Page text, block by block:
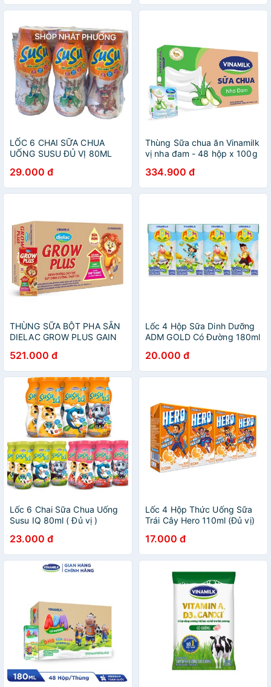
LỐC 6 CHAI SỮA CHUA
UỐNG SUSU ĐỦ VỊ 80ML
29.000 đ
Thùng Sữa chua ăn Vinamilk
vị nha đam - 48 hộp x 100g
334.900 đ
THÙNG SỮA BỘT PHA SẴN
DIELAC GROW PLUS GAIN
521.000 đ
Lốc 4 Hộp Sữa Dinh Dưỡng
ADM GOLD Có Đường 180ml
20.000 đ
Lốc 6 Chai Sữa Chua Uống
Susu IQ 80ml ( Đủ vị )
23.000 đ
Lốc 4 Hộp Thức Uống Sữa
Trái Cây Hero 110ml (Đủ vị)
17.000 đ